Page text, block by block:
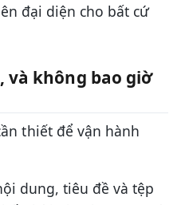
đại diện cho bất cứ
và không bao giờ
thiết để vận hành
dung, tiêu đề và tệp